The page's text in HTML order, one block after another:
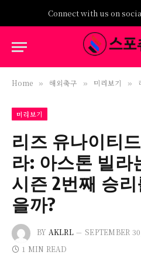
Connect with us on
Home » 해외축구 » 미리보기 »
미리보기
리즈 유나이티
라: 아스톤 빌라
시즌 2번째 승
을까?
BY AKLRL SEPTEMBER
1 MIN READ